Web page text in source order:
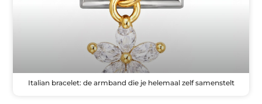
Italian bracelet: de armband die je helemaal zelf samenstelt